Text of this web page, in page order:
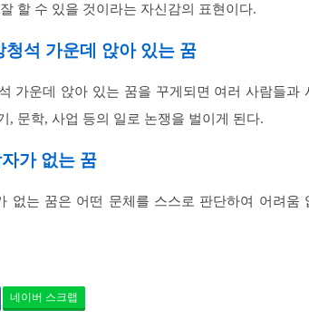
할 수 있을 것이라는 자신감의 표현이다.
청석 가운데 앉아 있는 꿈
가운데 앉아 있는 꿈을 꾸게되면 여러 사람들과
, 문학, 사업 등의 일로 논쟁을 벌이게 된다.
가 없는 꿈
없는 꿈은 어떤 문체를 스스로 판단하여 어려움
네이버 스크랩